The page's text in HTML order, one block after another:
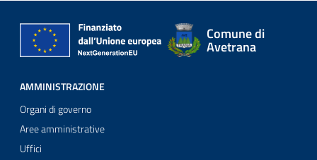
Comune di
Avetrana
AMMINISTRAZIONE
Organi di governo
Aree amministrative
Uffici